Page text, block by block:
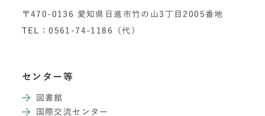
〒470-0136 愛知県日進市竹の山3丁目2005番地
TEL：0561-74-1186（代）
センター等
図書館
国際交流センター